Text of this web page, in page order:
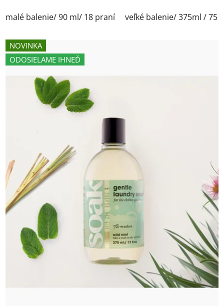
malé balenie/ 90 ml/ 18 praní veľké balenie/ 375ml / 75
NOVINKA
ODOSIELAME IHNEĎ